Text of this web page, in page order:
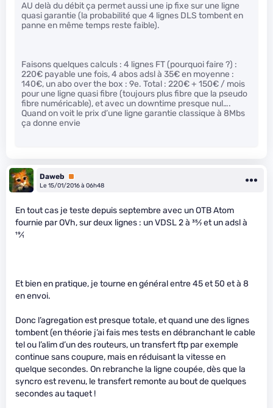
AU delà du débit ça permet aussi une ip fixe sur une ligne
quasi garantie (la probabilité que 4 lignes DLS tombent en
panne en même temps reste faible).
Faisons quelques calculs : 4 lignes FT (pourquoi faire ?) :
220€ payable une fois, 4 abos adsl à 35€ en moyenne :
140€, un abo over the box : 9e. Total : 220€ + 150€ / mois
pour une ligne quasi fibre (toujours plus fibre que la pseudo
fibre numéricable), et avec un downtime presque nul….
Quand on voit le prix d’une ligne garantie classique à 8Mbs
ça donne envie
Daweb
Premium
Le 15/01/2016 à 06h48
En tout cas je teste depuis septembre avec un OTB Atom
fournie par OVh, sur deux lignes : un VDSL 2 à 35⁄7et un adsl à
19⁄1
Et bien en pratique, je tourne en général entre 45 et 50 et à 8
en envoi.
Donc l’agregation est presque totale, et quand une des lignes
tombent (en théorie j’ai fais mes tests en débranchant le cable
tel ou l’alim d’un des routeurs, un transfert ftp par exemple
continue sans coupure, mais en réduisant la vitesse en
quelque secondes. On rebranche la ligne coupée, dès que la
syncro est revenu, le transfert remonte au bout de quelques
secondes au taquet !